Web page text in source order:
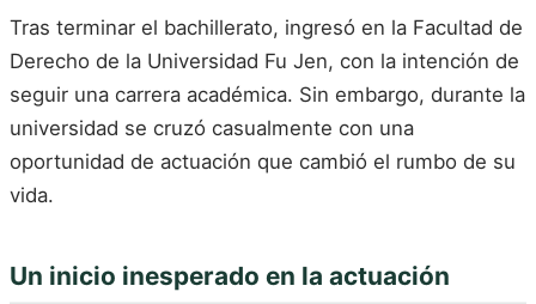
Tras terminar el bachillerato, ingresó en la Facultad de
Derecho de la Universidad Fu Jen, con la intención de
seguir una carrera académica. Sin embargo, durante la
universidad se cruzó casualmente con una
oportunidad de actuación que cambió el rumbo de su
vida.
Un inicio inesperado en la actuación